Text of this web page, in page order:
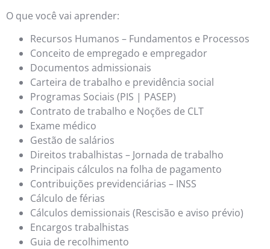
O que você vai aprender:
Recursos Humanos – Fundamentos e Processos
Conceito de empregado e empregador
Documentos admissionais
Carteira de trabalho e previdência social
Programas Sociais (PIS | PASEP)
Contrato de trabalho e Noções de CLT
Exame médico
Gestão de salários
Direitos trabalhistas – Jornada de trabalho
Principais cálculos na folha de pagamento
Contribuições previdenciárias – INSS
Cálculo de férias
Cálculos demissionais (Rescisão e aviso prévio)
Encargos trabalhistas
Guia de recolhimento